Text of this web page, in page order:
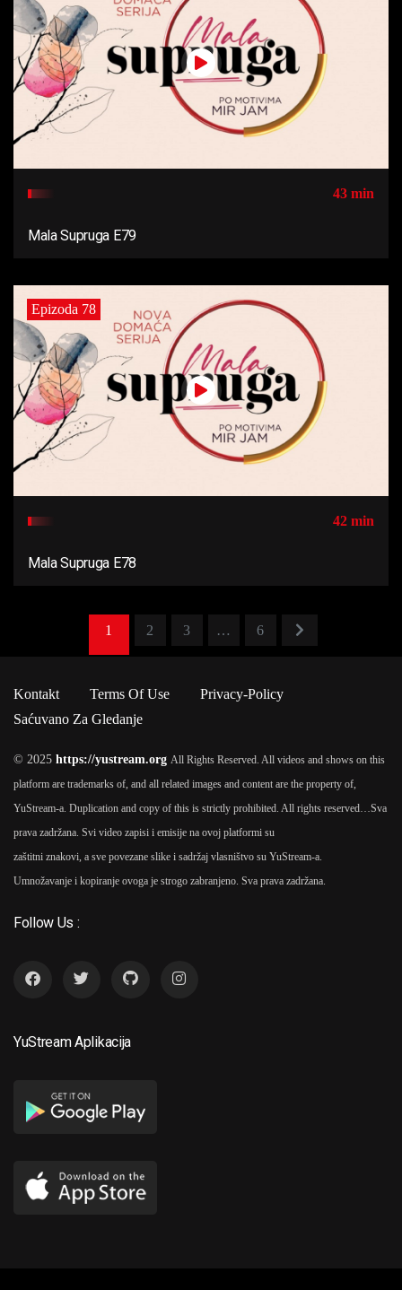
43 min
Mala Supruga E79
Epizoda 78
42 min
Mala Supruga E78
1 2 3 … 6
Kontakt Terms Of Use
Privacy-Policy
Saćuvano Za Gledanje
© 2025 https://yustream.org All Rights Reserved. All videos and shows on this
platform are trademarks of, and all related images and content are the property of,
YuStream-a. Duplication and copy of this is strictly prohibited. All rights reserved… Sva
prava zadržana. Svi video zapisi i emisije na ovoj platformi su
zaštitni znakovi, a sve povezane slike i sadržaj vlasništvo su YuStream-a.
Umnožavanje i kopiranje ovoga je strogo zabranjeno. Sva prava zadržana.
Follow Us :
YuStream Aplikacija